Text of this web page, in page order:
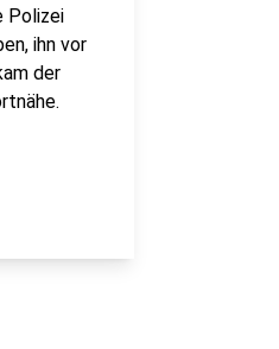
Polizei
ihn vor
der